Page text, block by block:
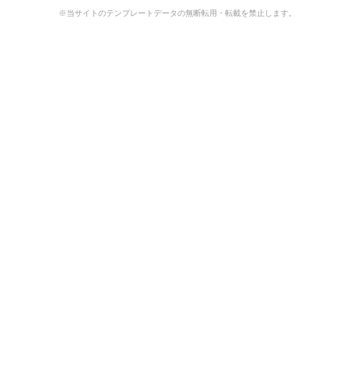
※当サイトのテンプレートデータの無断転用・転載を禁止します。